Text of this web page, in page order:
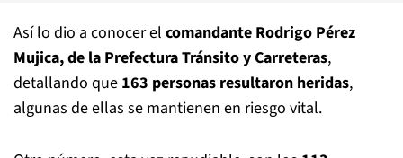
Así lo dio a conocer el comandante Rodrigo Pérez
Mujica, de la Prefectura Tránsito y Carreteras,
detallando que 163 personas resultaron heridas,
algunas de ellas se mantienen en riesgo vital.